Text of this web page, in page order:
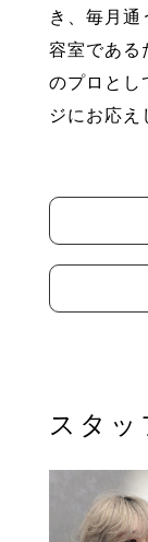
き、毎月
容室である
のプロとし
ジにお応え
スタッ